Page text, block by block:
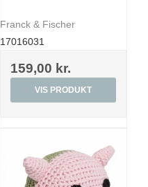
Franck & Fischer
17016031
159,00 kr.
VIS PRODUKT